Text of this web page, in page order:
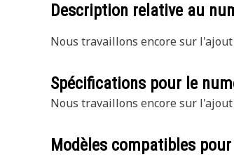
Description relative au
Nous travaillons encore sur
Spécifications pour le
Nous travaillons encore sur
Modèles compatibles